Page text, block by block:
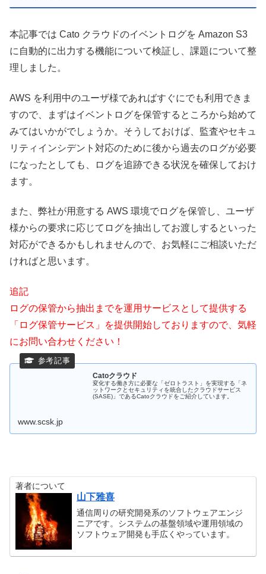
本記事では Cato クラウドのイベントログを Amazon S3
に自動的に出力する機能について検証し、課題について整
理しました。
AWS を利用中のユーザ様であればすぐにでも利用できま
すので、まずはイベントログを保管するところから始めて
みてはいかがでしょうか。そうしておけば、監査やセキュ
リティインシデント対応のために後から過去のログが必要
になったとしても、ログを追跡できる状況を確保しておけ
ます。
また、弊社が用意する AWS 環境でログを保管し、ユーザ
様からの要求に応じてログを抽出してお渡しするといった
対応ができるかもしれませんので、お気軽にご相談いただ
ければと思います。
追記
ログの保管から抽出までを運用サービスとして提供する
「ログ保管サービス」を提供開始しておりますので、気軽
にお問い合わせください！
Catoクラウド
変化する働き方に必要な「ゼロトラスト」を実現する「ネ
ットワークとセキュリティを統合したクラウドサービス
(SASE)」であるCatoクラウドをご紹介しています。
www.scsk.jp
著者について
山下雅喜
通信周りの研究開発系のソフトウェアエンジ
ニアです。システムの基盤領域や運用領域の
ソフトウェア開発も手広くやっています。